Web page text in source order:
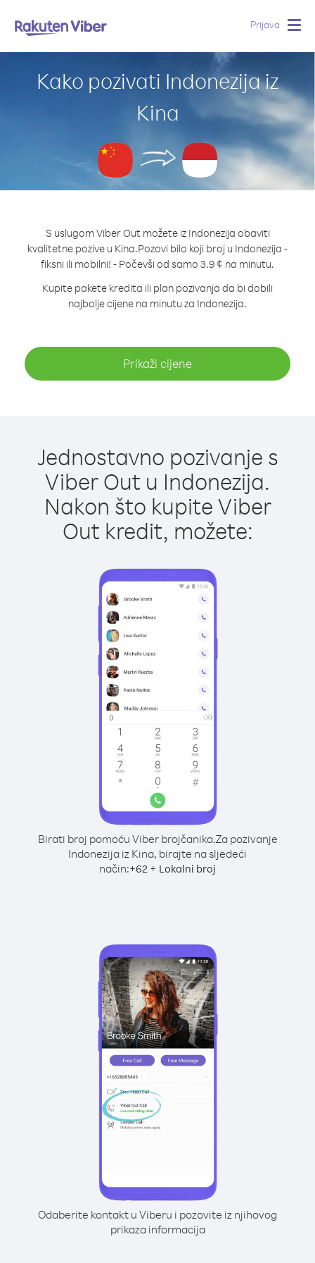
Prijava
Kako pozivati Indonezija iz
Kina
S uslugom Viber Out možete iz Indonezija obaviti
kvalitetne pozive u Kina.Pozovi bilo koji broj u Indonezija -
fiksni ili mobilni! - Počevši od samo 3.9 ¢ na minutu.
Kupite pakete kredita ili plan pozivanja da bi dobili
najbolje cijene na minutu za Indonezija.
Prikaži cijene
Jednostavno pozivanje s
Viber Out u Indonezija.
Nakon što kupite Viber
Out kredit, možete:
Birati broj pomoću Viber brojčanika.Za pozivanje
Indonezija iz Kina, birajte na sljedeći
način:+62 + Lokalni broj
Odaberite kontakt u Viberu i pozovite iz njihovog
prikaza informacija